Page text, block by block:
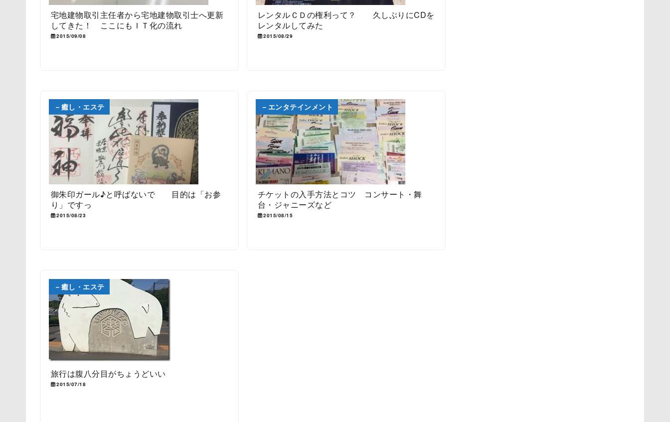
宅地建物取引主任者から宅地建物取引士へ更新
してきた！ ここにもＩＴ化の流れ
2015/09/08
レンタルＣＤの権利って？ 久しぶりにCDを
レンタルしてみた
2015/08/29
－癒し・エステ
御朱印ガール♪と呼ばないで 目的は「お参
り」ですっ
2015/08/23
－エンタテインメント
チケットの入手方法とコツ コンサート・舞
台・ジャニーズなど
2015/08/15
－癒し・エステ
旅行は腹八分目がちょうどいい
2015/07/18